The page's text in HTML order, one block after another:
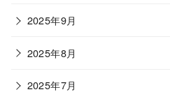
2025年9月
2025年8月
2025年7月